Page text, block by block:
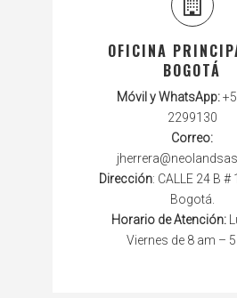
OFICINA
BOGOTÁ
Móvil y WhatsApp:
2299130
Correo:
Dirección: CALLE 24 B #
Bogotá.
Horario de Atención:
Viernes de 8 am –